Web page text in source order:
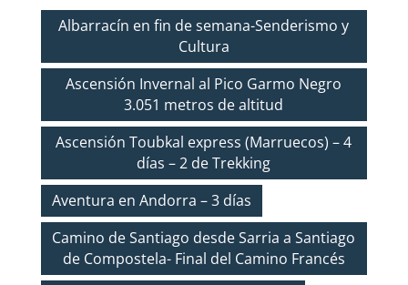
Albarracín en fin de semana-Senderismo y
Cultura
Ascensión Invernal al Pico Garmo Negro
3.051 metros de altitud
Ascensión Toubkal express (Marruecos) – 4
días – 2 de Trekking
Aventura en Andorra – 3 días
Camino de Santiago desde Sarria a Santiago
de Compostela- Final del Camino Francés